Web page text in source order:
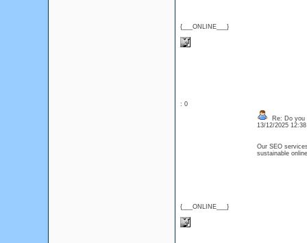
{___ONLINE___}
: 0
{___ONLINE___}
Re: Do you
13/12/2025
Our SEO
sustainable